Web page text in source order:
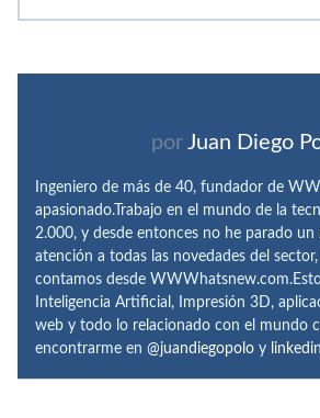
por Juan Diego
Ingeniero de más de 40, fundador de
apasionado.Trabajo en el mundo de la
2.000, y desde entonces no he parado
atención a todas las novedades del
contamos desde
Inteligencia Artificial, Impresión 3D,
web y todo lo relacionado con el mundo
encontrarme en @juandiegopolo y linkedin